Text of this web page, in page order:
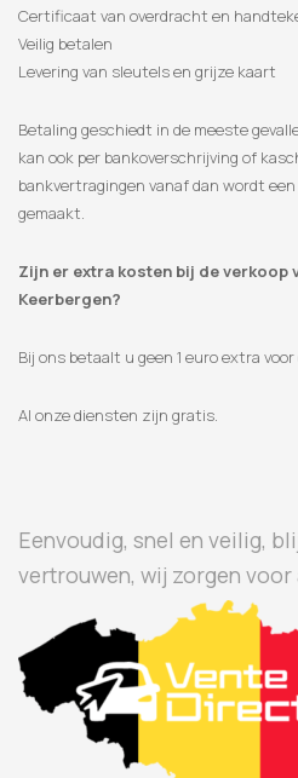
Certificaat van overdracht en
Veilig betalen
Levering van sleutels en grijze kaart
Betaling geschiedt in de meeste
kan ook per bankoverschrijving of
bankvertragingen vanaf dan wordt
gemaakt.
Zijn er extra kosten bij de verkoop
Keerbergen?
Bij ons betaalt u geen 1 euro extra
Al onze diensten zijn gratis.
Eenvoudig, snel en veilig,
vertrouwen, wij zorgen voor